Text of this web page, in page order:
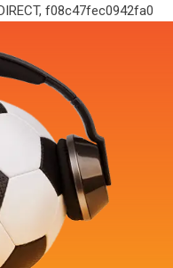
f08c47fec0942fa0